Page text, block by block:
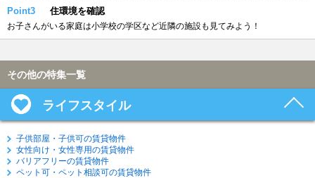
Point3 住環境を確認
お子さんがいる家庭は小学校の学区など近隣の施設も見てみよう！
その他の特集一覧
ライフスタイル
子供部屋・子供可の賃貸物件
女性向け・女性専用の賃貸物件
バリアフリーの賃貸物件
ペット可・ペット相談可の賃貸物件